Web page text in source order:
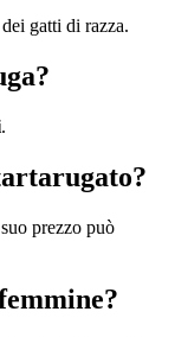
gatti di razza.
.
prezzo può